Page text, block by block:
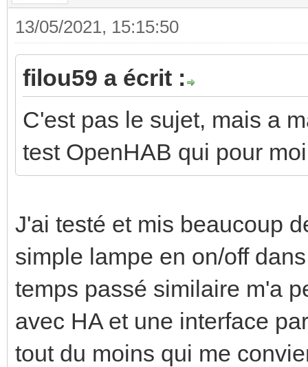
13/05/2021, 15:15:50
filou59 a écrit :
C'est pas le sujet, mais a
test OpenHAB qui pour
J'ai testé et mis beaucoup
simple lampe en on/off
temps passé similaire m'a
avec HA et une interface
tout du moins qui me